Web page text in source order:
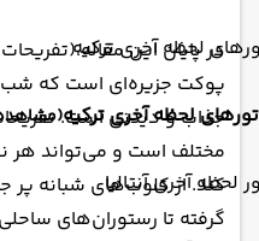
لحظه آخری ترکیه
تورهای لحظه آخری ترکیه
لحظه آخری آنتالیا
در پایان این
پوکت جزیره‌ای است که
جذاب و دیدنی است.
مختلف است و می‌تواند هر
کند. از کلوب‌های شبانه
گرفته تا رستوران‌های